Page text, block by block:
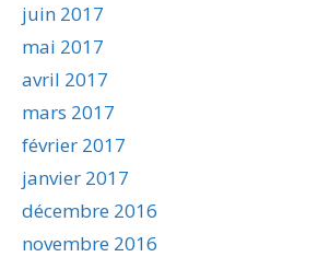
juin 2017
mai 2017
avril 2017
mars 2017
février 2017
janvier 2017
décembre 2016
novembre 2016